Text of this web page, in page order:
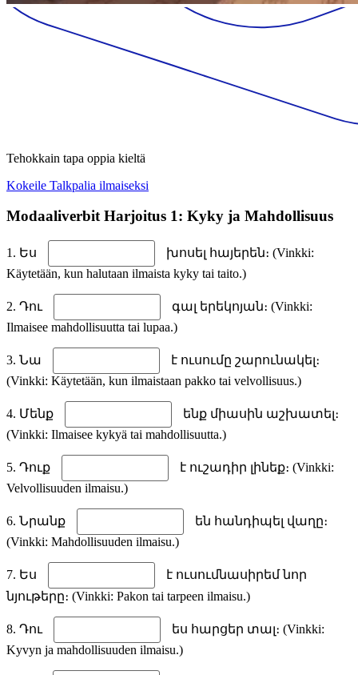
Tehokkain tapa oppia kieltä
Kokeile Talkpalia ilmaiseksi
Modaaliverbit Harjoitus 1: Kyky ja Mahdollisuus
1. Ես
խոսել հայերեն։ (Vinkki:
Käytetään, kun halutaan ilmaista kyky tai taito.)
2. Դու
գալ երեկոյան։ (Vinkki:
Ilmaisee mahdollisuutta tai lupaa.)
3. Նա
է ուսումը շարունակել։
(Vinkki: Käytetään, kun ilmaistaan pakko tai velvollisuus.)
4. Մենք
ենք միասին աշխատել։
(Vinkki: Ilmaisee kykyä tai mahdollisuutta.)
5. Դուք
է ուշադիր լինեք։ (Vinkki:
Velvollisuuden ilmaisu.)
6. Նրանք
են հանդիպել վաղը։
(Vinkki: Mahdollisuuden ilmaisu.)
7. Ես
է ուսումնասիրեմ նոր
նյութերը։ (Vinkki: Pakon tai tarpeen ilmaisu.)
8. Դու
ես հարցեր տալ։ (Vinkki:
Kyvyn ja mahdollisuuden ilmaisu.)